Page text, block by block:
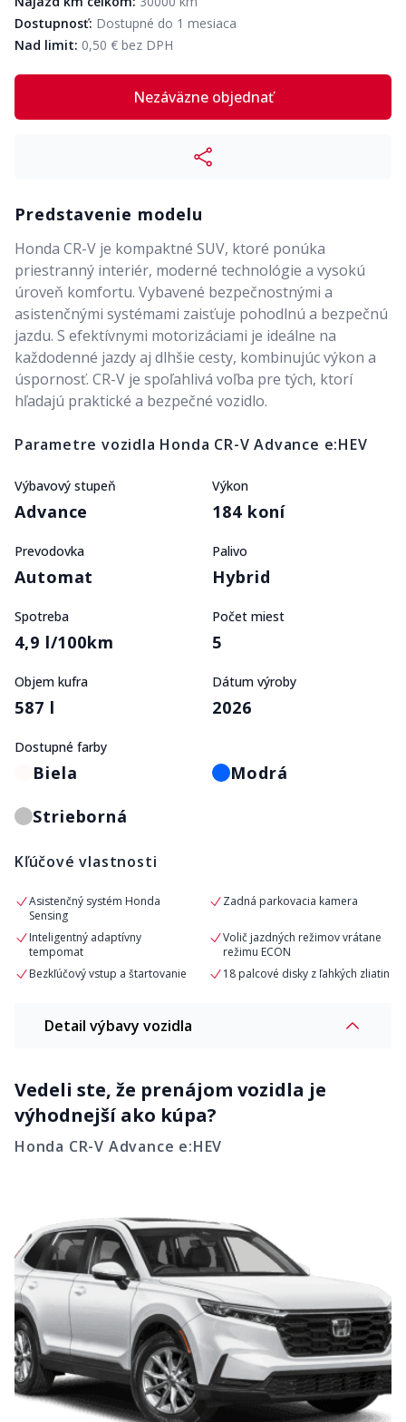
Dostupnosť: Dostupné do 1 mesiaca
Nad limit: 0,50 € bez DPH
Nezáväzne objednať
Predstavenie modelu
Honda CR-V je kompaktné SUV, ktoré ponúka
priestranný interiér, moderné technológie a vysokú
úroveň komfortu. Vybavené bezpečnostnými a
asistenčnými systémami zaisťuje pohodlnú a bezpečnú
jazdu. S efektívnymi motorizáciami je ideálne na
každodenné jazdy aj dlhšie cesty, kombinujúc výkon a
úspornosť. CR-V je spoľahlivá voľba pre tých, ktorí
hľadajú praktické a bezpečné vozidlo.
Parametre vozidla Honda CR-V Advance e:HEV
Výbavový stupeň
Advance
Výkon
184 koní
Prevodovka
Automat
Palivo
Hybrid
Spotreba
4,9 l/100km
Počet miest
5
Objem kufra
587 l
Dátum výroby
2026
Dostupné farby
Biela
Modrá
Strieborná
Kľúčové vlastnosti
Asistenčný systém Honda
Sensing
Zadná parkovacia kamera
Inteligentný adaptívny
tempomat
Volič jazdných režimov vrátane
režimu ECON
Bezkľúčový vstup a štartovanie
18 palcové disky z ľahkých zliatin
Detail výbavy vozidla
Kožený volant
Duálna automatická klimatizácia
Vyhrievaný volant
Duálna automatická klimatizácia
Elektricky nastaviteľné sedadlo
vodiča v 8 smeroch
Nastaviteľný sklon operadla
zadných sedadiel
Vnútorné spätné zrkadlo s
automatickou clonou
Zásuvka vpredu a v
batožinovom priestore
Vedeli ste, že prenájom vozidla je
výhodnejší ako kúpa?
Honda CR-V Advance e:HEV